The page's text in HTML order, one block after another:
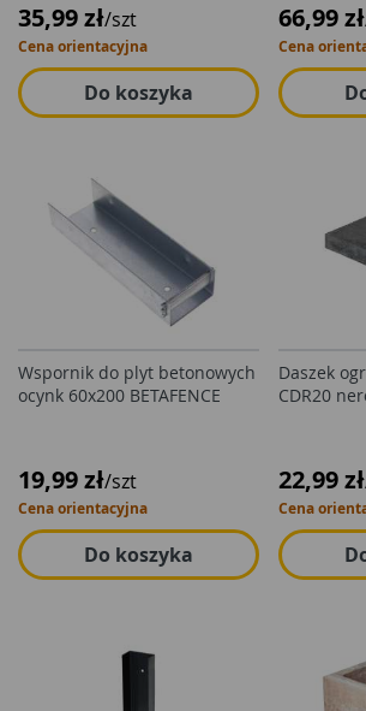
35,99 zł/szt
Cena orientacyjna
Do koszyka
66,99 zł
Cena
Wspornik do plyt betonowych
ocynk 60x200 BETAFENCE
19,99 zł/szt
Cena orientacyjna
Do koszyka
Daszek
CDR20
22,99 zł
Cena